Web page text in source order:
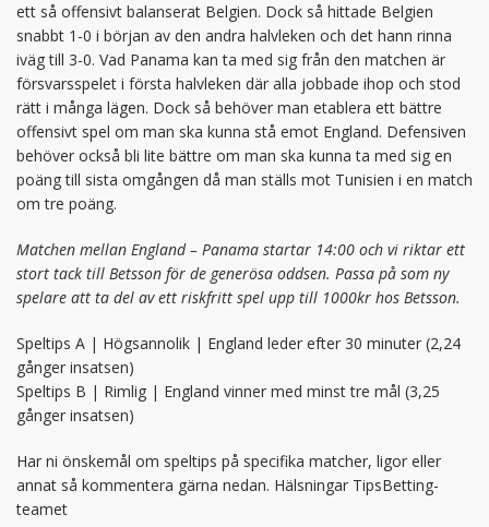
ett så offensivt balanserat Belgien. Dock så hittade Belgien
snabbt 1-0 i början av den andra halvleken och det hann rinna
iväg till 3-0. Vad Panama kan ta med sig från den matchen är
försvarsspelet i första halvleken där alla jobbade ihop och stod
rätt i många lägen. Dock så behöver man etablera ett bättre
offensivt spel om man ska kunna stå emot England. Defensiven
behöver också bli lite bättre om man ska kunna ta med sig en
poäng till sista omgången då man ställs mot Tunisien i en match
om tre poäng.
Matchen mellan England – Panama startar 14:00 och vi riktar ett
stort tack till Betsson för de generösa oddsen. Passa på som ny
spelare att ta del av ett riskfritt spel upp till 1000kr hos Betsson.
Speltips A | Högsannolik | England leder efter 30 minuter (2,24
gånger insatsen)
Speltips B | Rimlig | England vinner med minst tre mål (3,25
gånger insatsen)
Har ni önskemål om speltips på specifika matcher, ligor eller
annat så kommentera gärna nedan. Hälsningar TipsBetting-
teamet